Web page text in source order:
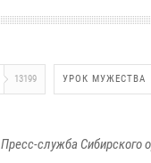
13199 УРОК МУЖЕСТВА
Пресс-служба Сибирского